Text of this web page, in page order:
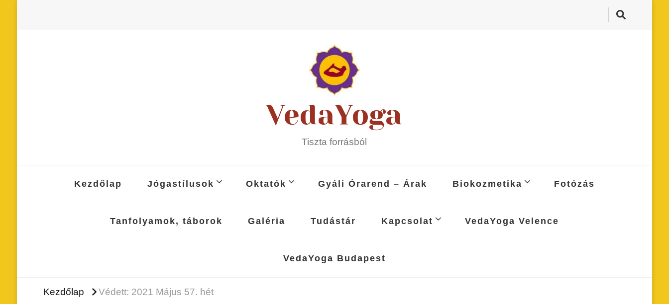
VedaYoga
Tiszta forrásból
Kezdőlap Jógastílusok Oktatók Gyáli Órarend – Árak Biokozmetika Fotózás
Tanfolyamok, táborok Galéria Tudástár Kapcsolat VedaYoga Velence
VedaYoga Budapest
Kezdőlap Védett: 2021 Május 57. hét